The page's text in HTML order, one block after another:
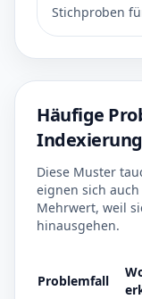
Stichproben
Häufige
Diese Muster
eignen sich auch
Mehrwert, weil
hinausgehen.
Problemfall